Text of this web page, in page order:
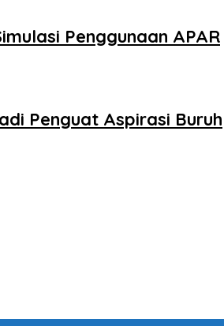
Penggunaan APAR
Penguat Aspirasi Buruh